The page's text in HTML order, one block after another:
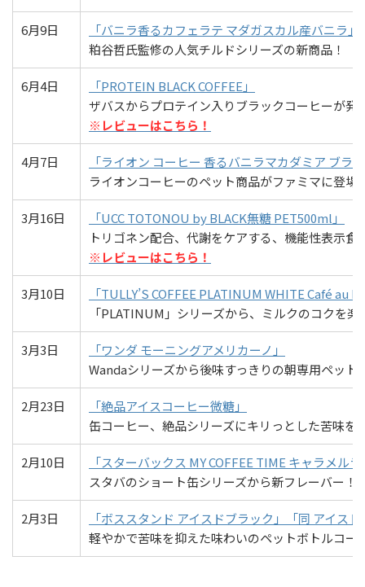
6月9日
「バニラ香るカフェラテ マダガスカル産バニラ」
粕谷哲氏監修の人気チルドシリーズの新商品！
6月4日
「PROTEIN BLACK COFFEE」
ザバスからプロテイン入りブラックコーヒーが発
※レビューはこちら！
4月7日
「ライオン コーヒー 香るバニラマカダミア ブラ
ライオンコーヒーのペット商品がファミマに登場
3月16日
「UCC TOTONOU by BLACK無糖 PET500ml」
トリゴネン配合、代謝をケアする、機能性表示食
※レビューはこちら！
3月10日
「TULLY’S COFFEE PLATINUM WHITE Café au
「PLATINUM」シリーズから、ミルクのコクを
3月3日
「ワンダ モーニングアメリカーノ」
Wandaシリーズから後味すっきりの朝専用ペット
2月23日
「絶品アイスコーヒー微糖」
缶コーヒー、絶品シリーズにキリっとした苦味を
2月10日
「スターバックス MY COFFEE TIME キャラメル
スタバのショート缶シリーズから新フレーバー！
2月3日
「ボススタンド アイスドブラック」「同 アイス
軽やかで苦味を抑えた味わいのペットボトルコー